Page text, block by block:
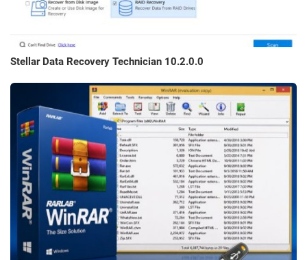
Stellar Data Recovery Technician 10.2.0.0